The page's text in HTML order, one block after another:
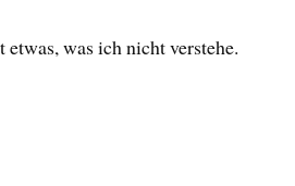
was ich nicht verstehe.